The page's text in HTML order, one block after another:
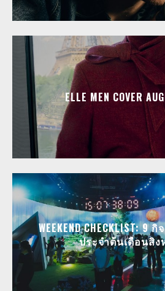
ELLE MEN COVER
WEEKEND CHECKLIST: 9
ประจำต้นเดือนสิ